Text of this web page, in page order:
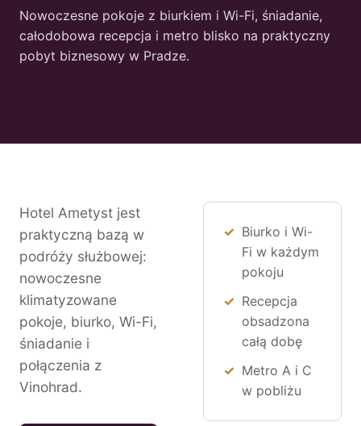
Nowoczesne pokoje z biurkiem i Wi-Fi, śniadanie,
całodobowa recepcja i metro blisko na praktyczny
pobyt biznesowy w Pradze.
Hotel Ametyst jest
praktyczną bazą w
podróży służbowej:
nowoczesne
klimatyzowane
pokoje, biurko, Wi-Fi,
śniadanie i
połączenia z
Vinohrad.
Biurko i Wi-
Fi w każdym
pokoju
Recepcja
obsadzona
całą dobę
Metro A i C
w pobliżu